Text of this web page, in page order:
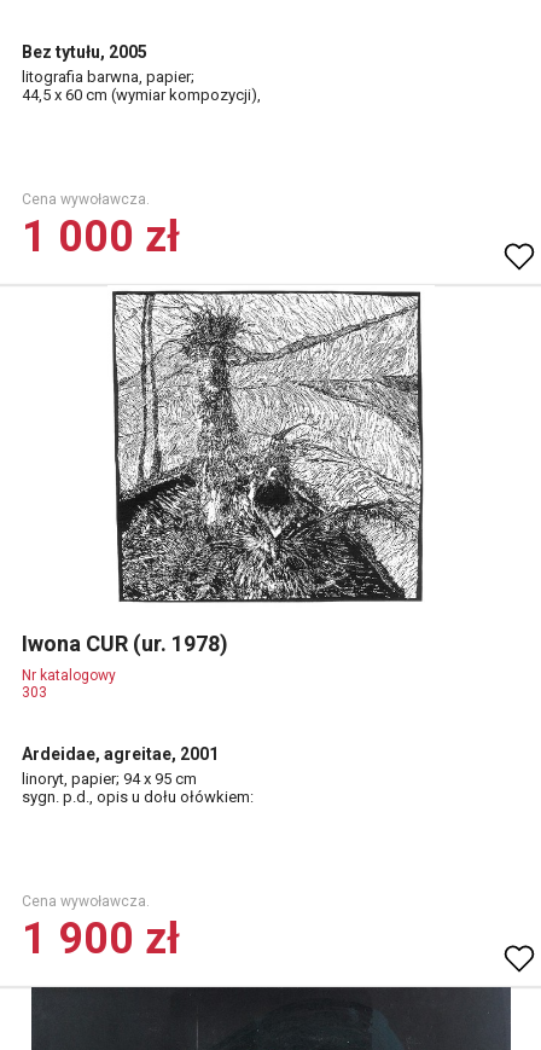
Bez tytułu, 2005
litografia barwna, papier;
44,5 x 60 cm (wymiar kompozycji),
Cena wywoławcza.
1 000 zł
Iwona CUR (ur. 1978)
Nr katalogowy
303
Ardeidae, agreitae, 2001
linoryt, papier; 94 x 95 cm
sygn. p.d., opis u dołu ołówkiem:
Cena wywoławcza.
1 900 zł